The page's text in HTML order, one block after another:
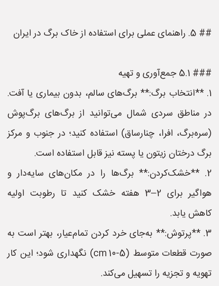
## 5. راهنمای عملی برای استفاده از خاک برگ در ایران
### 5.1 جمع‌آوری و تهیه
1. **انتخاب برگ:** برگ‌های سالم، بدون بیماری یا آفت.
در مناطق سردی شمال می‌توانید از برگ‌های برگ‌پوش
(سره‌برگ، افرا، چنارساق) استفاده کنید؛ در جنوب و مرکز
برگ درختان زیتون یا پسته نیز قابل استفاده است.
2. **خشک‌کردن:** برگ‌ها را در مکان‌های سایه‌دار و
هواگیر برای 2–3 هفته خشک کنید تا رطوبت اولیه
کاهش یابد.
3. **پرتوش:** به‌جای خرد کردن تمام‌عیار، بهتر است به
صورت قطعات متوسط (5‑10 cm) نگهداری شود؛ این کار
تهویه و تجزیه را تسهیل می‌کند.